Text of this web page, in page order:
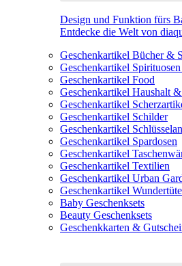
Design und Funktion fürs
Entdecke die Welt von
Geschenkartikel Bücher &
Geschenkartikel
Geschenkartikel Food
Geschenkartikel Haushalt
Geschenkartikel
Geschenkartikel Schilder
Geschenkartikel
Geschenkartikel Spardosen
Geschenkartikel
Geschenkartikel Textilien
Geschenkartikel Urban
Geschenkartikel
Baby Geschenksets
Beauty Geschenksets
Geschenkkarten &